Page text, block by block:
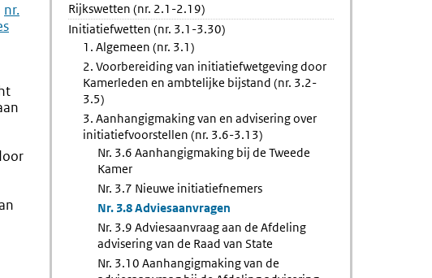
Adviesaanvraag
De
State
nr.
Rijkswetten (nr. 2.1-2.19)
Initiatiefwetten (nr. 3.1-3.30)
1. Algemeen (nr. 3.1)
2. Voorbereiding van initiatiefwetgeving door
Kamerleden en ambtelijke bijstand (nr. 3.2-
3.5)
3. Aanhangigmaking van en advisering over
initiatiefvoorstellen (nr. 3.6-3.13)
Nr. 3.6 Aanhangigmaking bij de Tweede
Kamer
Nr. 3.7 Nieuwe initiatiefnemers
Nr. 3.8 Adviesaanvragen
Nr. 3.9 Adviesaanvraag aan de Afdeling
advisering van de Raad van State
Nr. 3.10 Aanhangigmaking van de